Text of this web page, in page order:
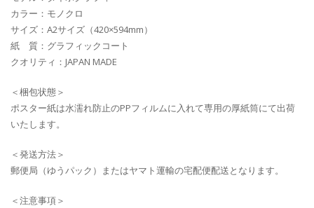
カラー：モノクロ
サイズ：A2サイズ（420×594mm）
紙 質：グラフィックコート
クオリティ：JAPAN MADE
＜梱包状態＞
ポスター紙は水濡れ防止のPPフィルムに入れて専用の厚紙筒にて出荷
いたします。
＜発送方法＞
郵便局（ゆうパック）またはヤマト運輸の宅配便配送となります。
＜注意事項＞